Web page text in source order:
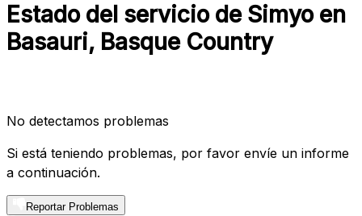
Estado del servicio de Simyo en
Basauri, Basque Country
No detectamos problemas
Si está teniendo problemas, por favor envíe un informe
a continuación.
Reportar Problemas